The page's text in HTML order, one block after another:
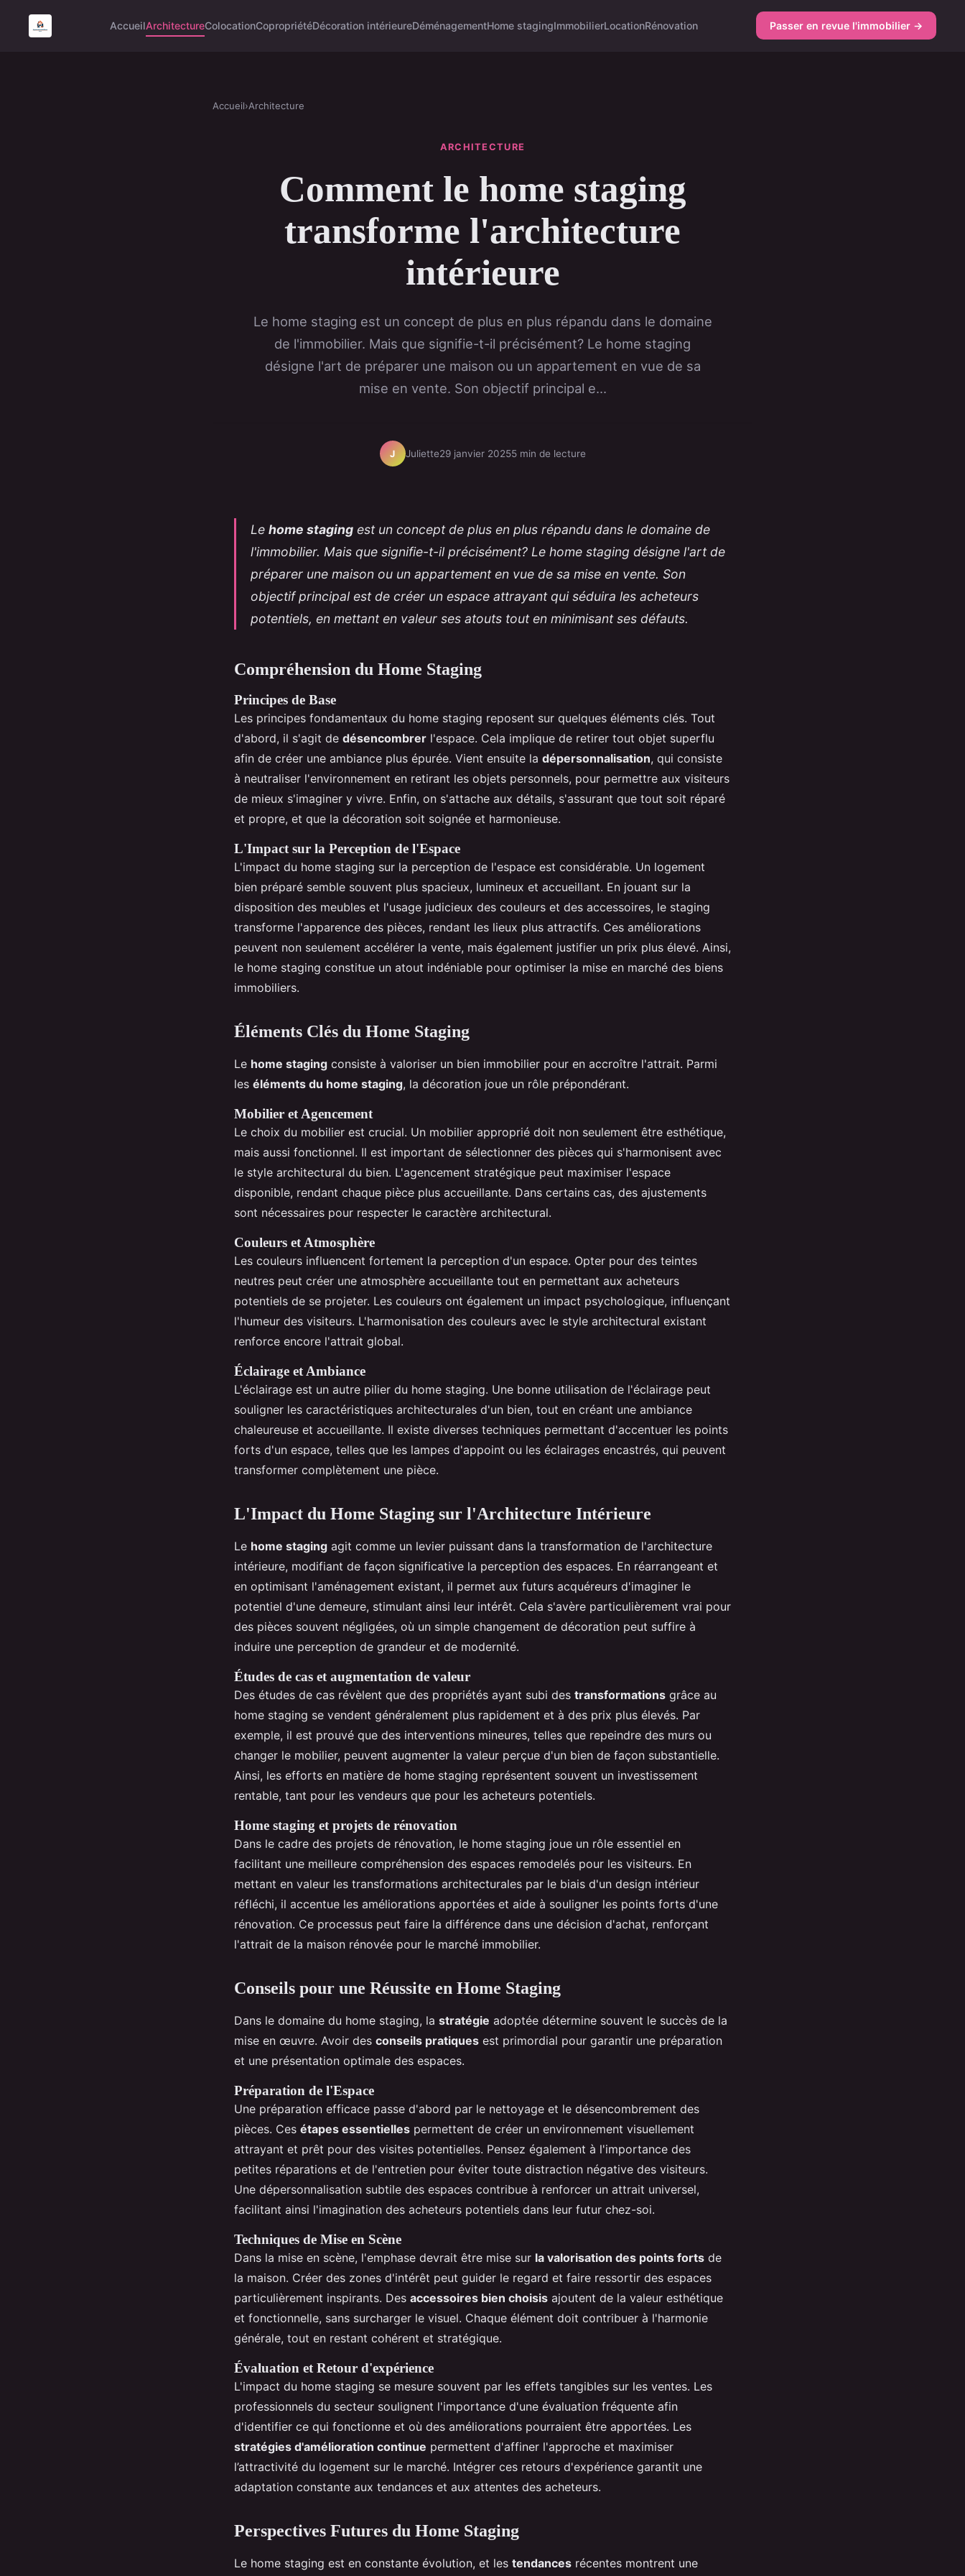
AccueilArchitectureColocationCopropriétéDécoration intérieureDéménagementHome stagingImmobilierLocationRénovation Passer en revue l'immobilier →
Accueil›Architecture
ARCHITECTURE
Comment le home staging
transforme l'architecture
intérieure
Le home staging est un concept de plus en plus répandu dans le domaine
de l'immobilier. Mais que signifie-t-il précisément? Le home staging
désigne l'art de préparer une maison ou un appartement en vue de sa
mise en vente. Son objectif principal e...
J Juliette29 janvier 20255 min de lecture
Le home staging est un concept de plus en plus répandu dans le domaine de
l'immobilier. Mais que signifie-t-il précisément? Le home staging désigne l'art de
préparer une maison ou un appartement en vue de sa mise en vente. Son
objectif principal est de créer un espace attrayant qui séduira les acheteurs
potentiels, en mettant en valeur ses atouts tout en minimisant ses défauts.
Compréhension du Home Staging
Principes de Base
Les principes fondamentaux du home staging reposent sur quelques éléments clés. Tout
d'abord, il s'agit de désencombrer l'espace. Cela implique de retirer tout objet superflu
afin de créer une ambiance plus épurée. Vient ensuite la dépersonnalisation, qui consiste
à neutraliser l'environnement en retirant les objets personnels, pour permettre aux visiteurs
de mieux s'imaginer y vivre. Enfin, on s'attache aux détails, s'assurant que tout soit réparé
et propre, et que la décoration soit soignée et harmonieuse.
L'Impact sur la Perception de l'Espace
L'impact du home staging sur la perception de l'espace est considérable. Un logement
bien préparé semble souvent plus spacieux, lumineux et accueillant. En jouant sur la
disposition des meubles et l'usage judicieux des couleurs et des accessoires, le staging
transforme l'apparence des pièces, rendant les lieux plus attractifs. Ces améliorations
peuvent non seulement accélérer la vente, mais également justifier un prix plus élevé. Ainsi,
le home staging constitue un atout indéniable pour optimiser la mise en marché des biens
immobiliers.
Éléments Clés du Home Staging
Le home staging consiste à valoriser un bien immobilier pour en accroître l'attrait. Parmi
les éléments du home staging, la décoration joue un rôle prépondérant.
Mobilier et Agencement
Le choix du mobilier est crucial. Un mobilier approprié doit non seulement être esthétique,
mais aussi fonctionnel. Il est important de sélectionner des pièces qui s'harmonisent avec
le style architectural du bien. L'agencement stratégique peut maximiser l'espace
disponible, rendant chaque pièce plus accueillante. Dans certains cas, des ajustements
sont nécessaires pour respecter le caractère architectural.
Couleurs et Atmosphère
Les couleurs influencent fortement la perception d'un espace. Opter pour des teintes
neutres peut créer une atmosphère accueillante tout en permettant aux acheteurs
potentiels de se projeter. Les couleurs ont également un impact psychologique, influençant
l'humeur des visiteurs. L'harmonisation des couleurs avec le style architectural existant
renforce encore l'attrait global.
Éclairage et Ambiance
L'éclairage est un autre pilier du home staging. Une bonne utilisation de l'éclairage peut
souligner les caractéristiques architecturales d'un bien, tout en créant une ambiance
chaleureuse et accueillante. Il existe diverses techniques permettant d'accentuer les points
forts d'un espace, telles que les lampes d'appoint ou les éclairages encastrés, qui peuvent
transformer complètement une pièce.
L'Impact du Home Staging sur l'Architecture Intérieure
Le home staging agit comme un levier puissant dans la transformation de l'architecture
intérieure, modifiant de façon significative la perception des espaces. En réarrangeant et
en optimisant l'aménagement existant, il permet aux futurs acquéreurs d'imaginer le
potentiel d'une demeure, stimulant ainsi leur intérêt. Cela s'avère particulièrement vrai pour
des pièces souvent négligées, où un simple changement de décoration peut suffire à
induire une perception de grandeur et de modernité.
Études de cas et augmentation de valeur
Des études de cas révèlent que des propriétés ayant subi des transformations grâce au
home staging se vendent généralement plus rapidement et à des prix plus élevés. Par
exemple, il est prouvé que des interventions mineures, telles que repeindre des murs ou
changer le mobilier, peuvent augmenter la valeur perçue d'un bien de façon substantielle.
Ainsi, les efforts en matière de home staging représentent souvent un investissement
rentable, tant pour les vendeurs que pour les acheteurs potentiels.
Home staging et projets de rénovation
Dans le cadre des projets de rénovation, le home staging joue un rôle essentiel en
facilitant une meilleure compréhension des espaces remodelés pour les visiteurs. En
mettant en valeur les transformations architecturales par le biais d'un design intérieur
réfléchi, il accentue les améliorations apportées et aide à souligner les points forts d'une
rénovation. Ce processus peut faire la différence dans une décision d'achat, renforçant
l'attrait de la maison rénovée pour le marché immobilier.
Conseils pour une Réussite en Home Staging
Dans le domaine du home staging, la stratégie adoptée détermine souvent le succès de la
mise en œuvre. Avoir des conseils pratiques est primordial pour garantir une préparation
et une présentation optimale des espaces.
Préparation de l'Espace
Une préparation efficace passe d'abord par le nettoyage et le désencombrement des
pièces. Ces étapes essentielles permettent de créer un environnement visuellement
attrayant et prêt pour des visites potentielles. Pensez également à l'importance des
petites réparations et de l'entretien pour éviter toute distraction négative des visiteurs.
Une dépersonnalisation subtile des espaces contribue à renforcer un attrait universel,
facilitant ainsi l'imagination des acheteurs potentiels dans leur futur chez-soi.
Techniques de Mise en Scène
Dans la mise en scène, l'emphase devrait être mise sur la valorisation des points forts de
la maison. Créer des zones d'intérêt peut guider le regard et faire ressortir des espaces
particulièrement inspirants. Des accessoires bien choisis ajoutent de la valeur esthétique
et fonctionnelle, sans surcharger le visuel. Chaque élément doit contribuer à l'harmonie
générale, tout en restant cohérent et stratégique.
Évaluation et Retour d'expérience
L'impact du home staging se mesure souvent par les effets tangibles sur les ventes. Les
professionnels du secteur soulignent l'importance d'une évaluation fréquente afin
d'identifier ce qui fonctionne et où des améliorations pourraient être apportées. Les
stratégies d'amélioration continue permettent d'affiner l'approche et maximiser
l’attractivité du logement sur le marché. Intégrer ces retours d'expérience garantit une
adaptation constante aux tendances et aux attentes des acheteurs.
Perspectives Futures du Home Staging
Le home staging est en constante évolution, et les tendances récentes montrent une